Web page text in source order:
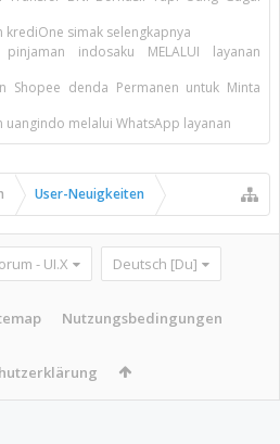
simak selengkapnya
indosaku MELALUI layanan
Shopee denda Permanen untuk Minta
melalui WhatsApp layanan
User-Neuigkeiten
- UI.X Deutsch [Du]
Nutzungsbedingungen